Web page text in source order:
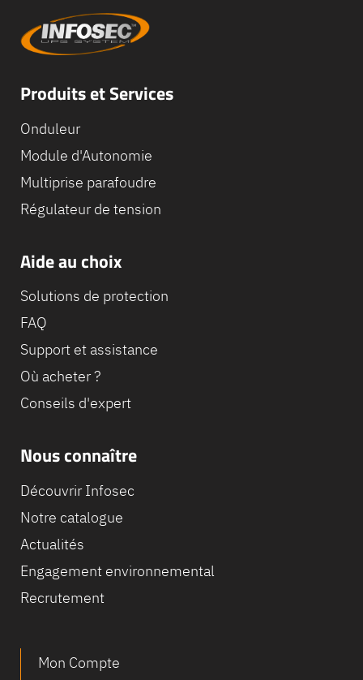
Produits et Services
Onduleur
Module d'Autonomie
Multiprise parafoudre
Régulateur de tension
Aide au choix
Solutions de protection
FAQ
Support et assistance
Où acheter ?
Conseils d'expert
Nous connaître
Découvrir Infosec
Notre catalogue
Actualités
Engagement environnemental
Recrutement
Mon Compte